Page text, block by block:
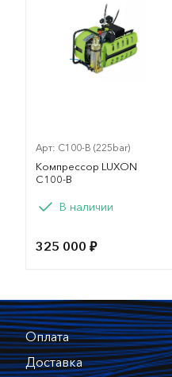
Арт: C100-B (225bar)
Компрессор LUXON
C100-B
ВариантВ наличии
325 000 ₽
Оплата
Доставка